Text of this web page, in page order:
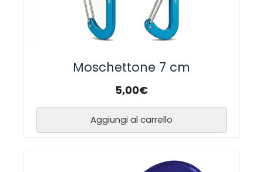
Moschettone 7 cm
5,00€
Aggiungi al carrello